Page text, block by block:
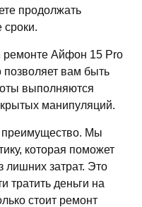
продолжать
сроки.
ремонте Айфон 15 Pro
вам быть
выполняются
манипуляций.
Мы
которая поможет
лишних затрат. Это
тратить деньги на
стоит ремонт